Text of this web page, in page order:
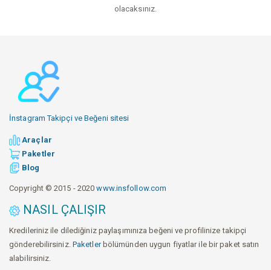
olacaksınız.
İnstagram Takipçi ve Beğeni sitesi
Araçlar
Paketler
Blog
Copyright © 2015 - 2020www.insfollow.com
NASIL ÇALIŞIR
Kredileriniz ile dilediğiniz paylaşımınıza beğeni ve profilinize takipçi
gönderebilirsiniz. Paketlerbölümünden uygun fiyatlar ile bir paket satın
alabilirsiniz.